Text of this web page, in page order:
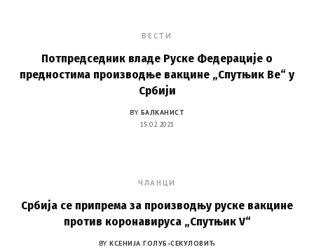
ВЕСТИ
Потпредседник владе Руске Федерације о
предностима производње вакцине „Спутњик Ве“ у
Србији
BY БАЛКАНИСТ
15.02.2021
ЧЛАНЦИ
Србија се припрема за производњу руске вакцине
против коронавируса „Спутњик V“
BY КСЕНИJА ГОЛУБ-СЕКУЛОВИЋ